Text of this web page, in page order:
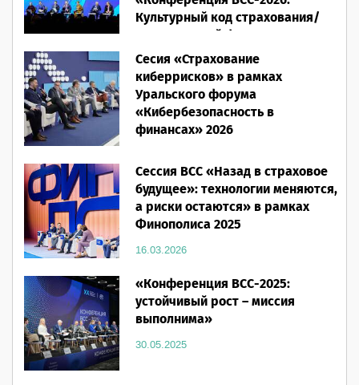
Культурный код страхования/
Человеческий фактор»
28.05.2026
Сесия «Страхование
киберрисков» в рамках
Уральского форума
«Кибербезопасность в
финансах» 2026
Сессия ВСС «Назад в страховое
будущее»: технологии меняются,
а риски остаются» в рамках
Финополиса 2025
16.03.2026
«Конференция ВСС-2025:
устойчивый рост – миссия
выполнима»
30.05.2025